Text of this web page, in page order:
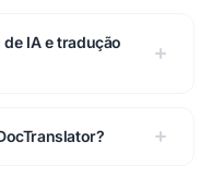
IA e tradução